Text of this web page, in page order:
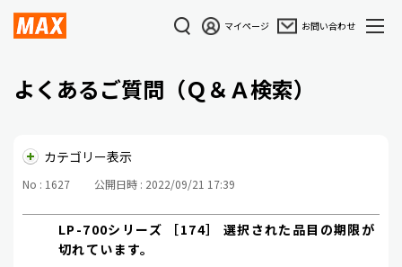
マイページ お問い合わせ
よくあるご質問（Ｑ＆Ａ検索）
カテゴリー表示
No : 1627 公開日時 : 2022/09/21 17:39
LP-700シリーズ ［174］ 選択された品目の期限が
切れています。